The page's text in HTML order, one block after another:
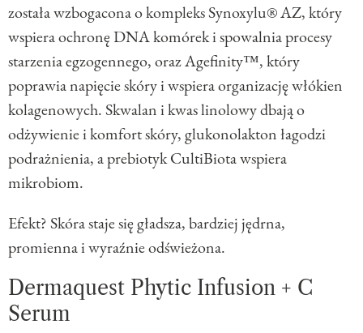
została wzbogacona o kompleks Synoxylu® AZ, który
wspiera ochronę DNA komórek i spowalnia procesy
starzenia egzogennego, oraz Agefinity™, który
poprawia napięcie skóry i wspiera organizację włókien
kolagenowych. Skwalan i kwas linolowy dbają o
odżywienie i komfort skóry, glukonolakton łagodzi
podrażnienia, a prebiotyk CultiBiota wspiera
mikrobiom.
Efekt? Skóra staje się gładsza, bardziej jędrna,
promienna i wyraźnie odświeżona.
Dermaquest Phytic Infusion + C
Serum